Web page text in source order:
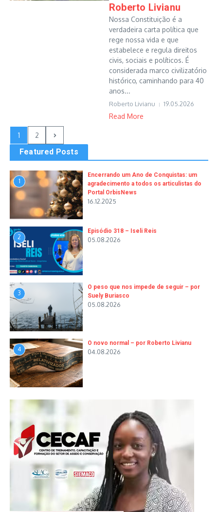
Roberto Livianu
Nossa Constituição é a
verdadeira carta política que
rege nossa vida e que
estabelece e regula direitos
civis, sociais e políticos. É
considerada marco civilizatório
histórico, caminhando para 40
anos...
Roberto Livianu 19.05.2026
Read More
1 2
Featured Posts
1
Encerrando um Ano de Conquistas: um
agradecimento a todos os articulistas do
Portal OrbisNews
16.12.2025
2
Episódio 318 – Iseli Reis
05.08.2026
3
O peso que nos impede de seguir – por
Suely Buriasco
05.08.2026
4
O novo normal – por Roberto Livianu
04.08.2026